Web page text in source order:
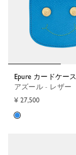
Epure カードケース
アズール - レザー
¥ 27,500